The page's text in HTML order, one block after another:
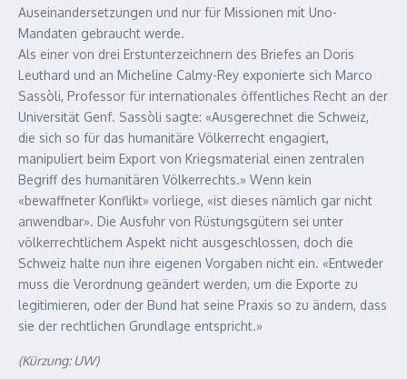
Auseinandersetzungen und nur für Missionen mit Uno-
Mandaten gebraucht werde.
Als einer von drei Erstunterzeichnern des Briefes an Doris
Leuthard und an Micheline Calmy-Rey exponierte sich Marco
Sassòli, Professor für internationales öffentliches Recht an der
Universität Genf. Sassòli sagte: «Ausgerechnet die Schweiz,
die sich so für das humanitäre Völkerrecht engagiert,
manipuliert beim Export von Kriegsmaterial einen zentralen
Begriff des humanitären Völkerrechts.» Wenn kein
«bewaffneter Konflikt» vorliege, «ist dieses nämlich gar nicht
anwendbar». Die Ausfuhr von Rüstungsgütern sei unter
völkerrechtlichem Aspekt nicht ausgeschlossen, doch die
Schweiz halte nun ihre eigenen Vorgaben nicht ein. «Entweder
muss die Verordnung geändert werden, um die Exporte zu
legitimieren, oder der Bund hat seine Praxis so zu ändern, dass
sie der rechtlichen Grundlage entspricht.»
(Kürzung: UW)